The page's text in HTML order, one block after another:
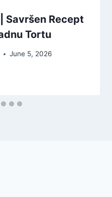
Savršen Recept
Tortu
June 5, 2026